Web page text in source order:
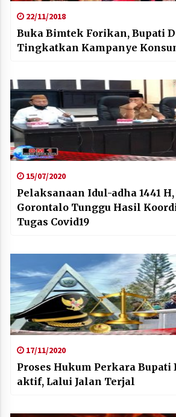
22/11/2018
Buka Bimtek Forikan, Bupati
Tingkatkan Kampanye
15/07/2020
Pelaksanaan Idul-adha 1441
Gorontalo Tunggu Hasil
Tugas Covid19
17/11/2020
Proses Hukum Perkara Bupati
aktif, Lalui Jalan Terjal